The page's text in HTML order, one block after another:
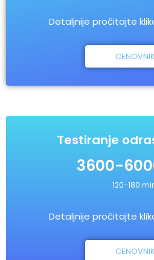
Detaljnije pročitajte
CENOVNIK
Testiranje
3600-
120-180
Detaljnije pročitajte
CENOVNIK